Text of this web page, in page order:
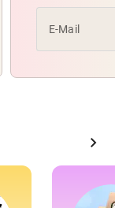
E-Mail
chevron_right